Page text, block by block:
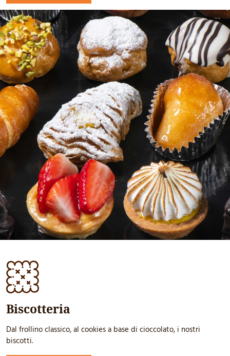
Biscotteria
Dal frollino classico, al cookies a base di cioccolato, i nostri
biscotti.